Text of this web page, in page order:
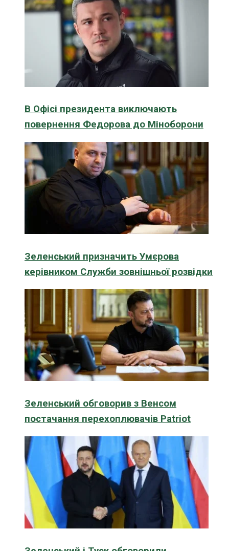
В Офісі президента виключають
повернення Федорова до Міноборони
Зеленський призначить Умєрова
керівником Служби зовнішньої розвідки
Зеленський обговорив з Венсом
постачання перехоплювачів Patriot